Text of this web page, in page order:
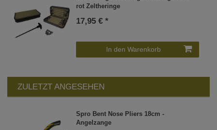
rot Zeltheringe
17,95 € *
In den Warenkorb
ZULETZT ANGESEHEN
Spro Bent Nose Pliers 18cm -
Angelzange